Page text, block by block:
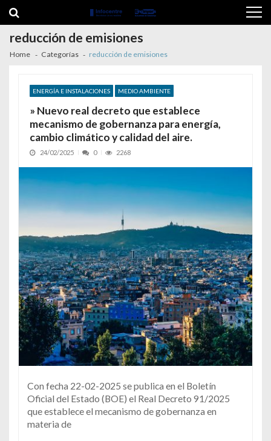
reducción de emisiones
Home Categorías reducción de emisiones
ENERGÍA E INSTALACIONES MEDIO AMBIENTE
» Nuevo real decreto que establece
mecanismo de gobernanza para energía,
cambio climático y calidad del aire.
24/02/2025 0 2268
Con fecha 22-02-2025 se publica en el Boletín
Oficial del Estado (BOE) el Real Decreto 91/2025
que establece el mecanismo de gobernanza en
materia de